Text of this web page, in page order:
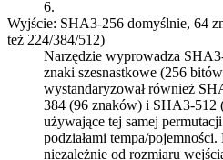
6.
Wyjście: SHA3-256 domyślnie, 64
też 224/384/512)
Narzędzie wyprowadza
znaki szesnastkowe (256
wystandaryzował również
384 (96 znaków) i SHA3-
używające tej samej
podziałami tempa/pojemności.
niezależnie od rozmiaru